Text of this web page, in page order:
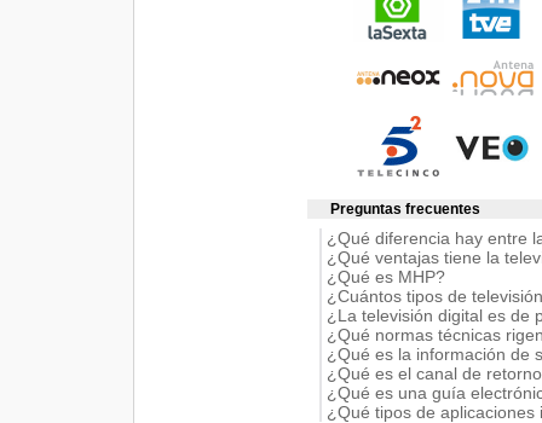
Preguntas frecuentes
¿Qué diferencia hay entre
¿Qué ventajas tiene la
¿Qué es MHP?
¿Cuántos tipos de
¿La televisión digital es de
¿Qué normas técnicas
¿Qué es la información de
¿Qué es el canal de
¿Qué es una guía
¿Qué tipos de